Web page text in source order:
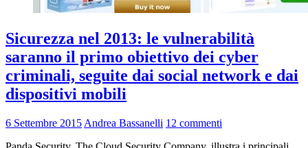
Sicurezza nel 2013: le vulnerabilità
saranno il primo obiettivo dei cyber
criminali, seguite dai social network e dai
dispositivi mobili
6 Settembre 2015 Andrea Bassanelli 12 commenti